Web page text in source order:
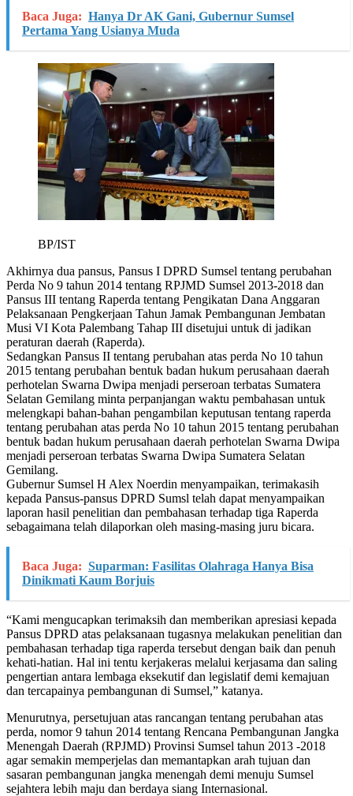
Baca Juga: Hanya Dr AK Gani, Gubernur Sumsel
Pertama Yang Usianya Muda
BP/IST
Akhirnya dua pansus, Pansus I DPRD Sumsel tentang perubahan
Perda No 9 tahun 2014 tentang RPJMD Sumsel 2013-2018 dan
Pansus III tentang Raperda tentang Pengikatan Dana Anggaran
Pelaksanaan Pengkerjaan Tahun Jamak Pembangunan Jembatan
Musi VI Kota Palembang Tahap III disetujui untuk di jadikan
peraturan daerah (Raperda).
Sedangkan Pansus II tentang perubahan atas perda No 10 tahun
2015 tentang perubahan bentuk badan hukum perusahaan daerah
perhotelan Swarna Dwipa menjadi perseroan terbatas Sumatera
Selatan Gemilang minta perpanjangan waktu pembahasan untuk
melengkapi bahan-bahan pengambilan keputusan tentang raperda
tentang perubahan atas perda No 10 tahun 2015 tentang perubahan
bentuk badan hukum perusahaan daerah perhotelan Swarna Dwipa
menjadi perseroan terbatas Swarna Dwipa Sumatera Selatan
Gemilang.
Gubernur Sumsel H Alex Noerdin menyampaikan, terimakasih
kepada Pansus-pansus DPRD Sumsl telah dapat menyampaikan
laporan hasil penelitian dan pembahasan terhadap tiga Raperda
sebagaimana telah dilaporkan oleh masing-masing juru bicara.
Baca Juga: Suparman: Fasilitas Olahraga Hanya Bisa
Dinikmati Kaum Borjuis
“Kami mengucapkan terimaksih dan memberikan apresiasi kepada
Pansus DPRD atas pelaksanaan tugasnya melakukan penelitian dan
pembahasan terhadap tiga raperda tersebut dengan baik dan penuh
kehati-hatian. Hal ini tentu kerjakeras melalui kerjasama dan saling
pengertian antara lembaga eksekutif dan legislatif demi kemajuan
dan tercapainya pembangunan di Sumsel,” katanya.
Menurutnya, persetujuan atas rancangan tentang perubahan atas
perda, nomor 9 tahun 2014 tentang Rencana Pembangunan Jangka
Menengah Daerah (RPJMD) Provinsi Sumsel tahun 2013 -2018
agar semakin memperjelas dan memantapkan arah tujuan dan
sasaran pembangunan jangka menengah demi menuju Sumsel
sejahtera lebih maju dan berdaya siang Internasional.